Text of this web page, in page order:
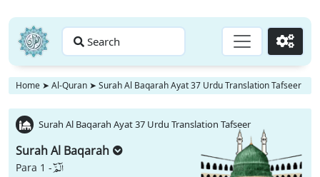
Search Go
Home ➤ Al-Quran ➤ Surah Al Baqarah Ayat 37 Urdu Translation Tafseer
Surah Al Baqarah Ayat 37 Urdu Translation Tafseer
Surah Al Baqarah
Para 1 -الٓمّٓ